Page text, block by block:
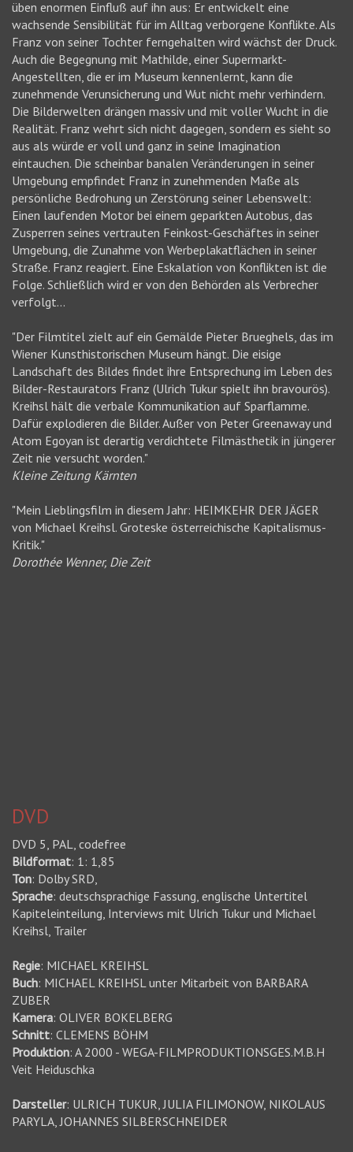
üben enormen Einfluß auf ihn aus: Er entwickelt eine
wachsende Sensibilität für im Alltag verborgene Konflikte. Als
Franz von seiner Tochter ferngehalten wird wächst der Druck.
Auch die Begegnung mit Mathilde, einer Supermarkt-
Angestellten, die er im Museum kennenlernt, kann die
zunehmende Verunsicherung und Wut nicht mehr verhindern.
Die Bilderwelten drängen massiv und mit voller Wucht in die
Realität. Franz wehrt sich nicht dagegen, sondern es sieht so
aus als würde er voll und ganz in seine Imagination
eintauchen. Die scheinbar banalen Veränderungen in seiner
Umgebung empfindet Franz in zunehmenden Maße als
persönliche Bedrohung un Zerstörung seiner Lebenswelt:
Einen laufenden Motor bei einem geparkten Autobus, das
Zusperren seines vertrauten Feinkost-Geschäftes in seiner
Umgebung, die Zunahme von Werbeplakatflächen in seiner
Straße. Franz reagiert. Eine Eskalation von Konflikten ist die
Folge. Schließlich wird er von den Behörden als Verbrecher
verfolgt...
"Der Filmtitel zielt auf ein Gemälde Pieter Brueghels, das im
Wiener Kunsthistorischen Museum hängt. Die eisige
Landschaft des Bildes findet ihre Entsprechung im Leben des
Bilder-Restaurators Franz (Ulrich Tukur spielt ihn bravourös).
Kreihsl hält die verbale Kommunikation auf Sparflamme.
Dafür explodieren die Bilder. Außer von Peter Greenaway und
Atom Egoyan ist derartig verdichtete Filmästhetik in jüngerer
Zeit nie versucht worden."
Kleine Zeitung Kärnten
"Mein Lieblingsfilm in diesem Jahr: HEIMKEHR DER JÄGER
von Michael Kreihsl. Groteske österreichische Kapitalismus-
Kritik."
Dorothée Wenner, Die Zeit
DVD
DVD 5, PAL, codefree
Bildformat: 1: 1,85
Ton: Dolby SRD,
Sprache: deutschsprachige Fassung, englische Untertitel
Kapiteleinteilung, Interviews mit Ulrich Tukur und Michael
Kreihsl, Trailer
Regie: MICHAEL KREIHSL
Buch: MICHAEL KREIHSL unter Mitarbeit von BARBARA
ZUBER
Kamera: OLIVER BOKELBERG
Schnitt: CLEMENS BÖHM
Produktion: A 2000 - WEGA-FILMPRODUKTIONSGES.M.B.H
Veit Heiduschka
Darsteller: ULRICH TUKUR, JULIA FILIMONOW, NIKOLAUS
PARYLA, JOHANNES SILBERSCHNEIDER